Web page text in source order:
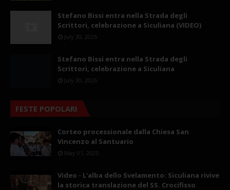
Stefano Bissi entra nella Strada degli
Scrittori, celebrazione a Siculiana (VIDEO)
July 30, 2026
Stefano Bissi entra nella Strada degli
Scrittori, celebrazione a Siculiana
July 30, 2026
FESTE POPOLARI
Corteo processionale dalla Chiesa San
Vincenzo al Santuario
May 01, 2025
Video - L'alba dello Svelamento: Siculiana rivive
la storica translazione del SS. Crocifisso